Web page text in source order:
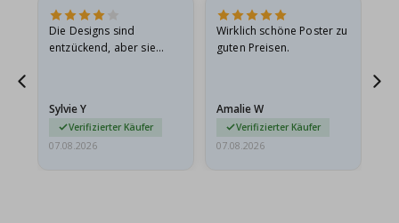
Die Designs sind
entzückend, aber sie
sie…
Sylvie Y
Verifizierter Käufer
07.08.2026
Wirklich schöne Poster zu
guten Preisen.
Amalie W
Verifizierter Käufer
07.08.2026